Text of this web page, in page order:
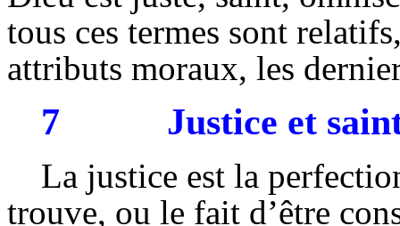
tous ces termes sont
attributs moraux, les
7 Justice et
La justice est la
trouve, ou le fait d’être